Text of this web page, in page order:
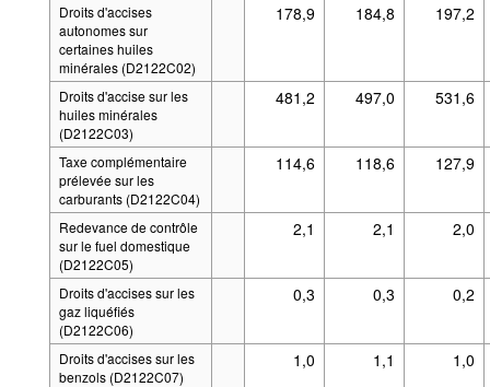
Droits d'accises
autonomes sur
certaines huiles
minérales (D2122C02)
178,9 184,8 197,2
Droits d'accise sur les
huiles minérales
(D2122C03)
481,2 497,0 531,6
Taxe complémentaire
prélevée sur les
carburants (D2122C04)
114,6 118,6 127,9
Redevance de contrôle
sur le fuel domestique
(D2122C05)
2,1 2,1 2,0
Droits d'accises sur les
gaz liquéfiés
(D2122C06)
0,3 0,3 0,2
Droits d'accises sur les
benzols (D2122C07)
1,0 1,1 1,0